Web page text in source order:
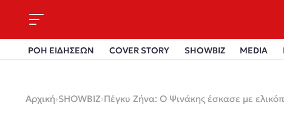
ΡΟΗ ΕΙΔΗΣΕΩΝ COVER STORY SHOWBIZ MEDIA
Αρχική›SHOWBIZ›Πέγκυ Ζήνα: Ο Ψινάκης έσκασε με